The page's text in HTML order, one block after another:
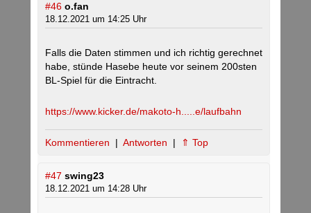
#46 o.fan
18.12.2021 um 14:25 Uhr
Falls die Daten stimmen und ich richtig gerechnet
habe, stünde Hasebe heute vor seinem 200sten
BL-Spiel für die Eintracht.
https://www.kicker.de/makoto-h.....e/laufbahn
Kommentieren | Antworten | ⇑ Top
#47 swing23
18.12.2021 um 14:28 Uhr